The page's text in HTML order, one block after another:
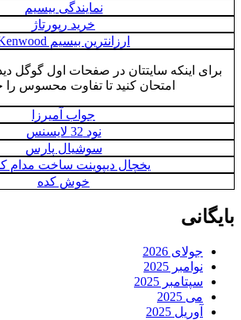
نمایندگی بیسیم
خرید رپورتاژ
ارزانترین بیسیم Kenwood
برای اینکه سایتتان در صفحات اول گوگل
امتحان کنید تا تفاوت محسوس
جواب آمیرزا
نود 32 لایسنس
سوشیال پارس
یخچال دیپوینت ساخت مدام
خوش کده
بایگانی
جولای 2026
نوامبر 2025
سپتامبر 2025
می 2025
آوریل 2025